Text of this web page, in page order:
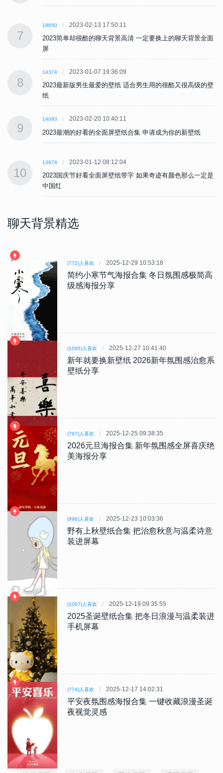
7
18650 2023-02-13 17:50:11
2023简单却很酷的聊天背景高清 一定要换上的聊天背景全面
屏
8
14374 2023-01-07 19:36:09
2023最新版男生最爱的壁纸 适合男生用的很酷又很高级的壁
纸
9
14093 2023-02-20 10:40:11
2023最潮的好看的全面屏壁纸合集 申请成为你的新壁纸
10
13978 2023-01-12 08:12:04
2023国庆节好看全面屏壁纸带字 如果奇迹有颜色那么一定是
中国红
聊天背景精选
(772)人喜欢 2025-12-29 10:53:18
简约小寒节气海报合集 冬日氛围感极简高
级感海报分享
(1095)人喜欢 2025-12-27 10:41:40
新年就要换新壁纸 2026新年氛围感治愈系
壁纸分享
(797)人喜欢 2025-12-25 09:38:35
2026元旦海报合集 新年氛围感全屏喜庆绝
美海报分享
(996)人喜欢 2025-12-23 10:03:36
野有上秋壁纸合集 把治愈秋意与温柔诗意
装进屏幕
(1067)人喜欢 2025-12-19 09:35:55
2025圣诞壁纸合集 把冬日浪漫与温柔装进
手机屏幕
(774)人喜欢 2025-12-17 14:02:31
平安夜氛围感海报合集 一键收藏浪漫圣诞
夜视觉灵感